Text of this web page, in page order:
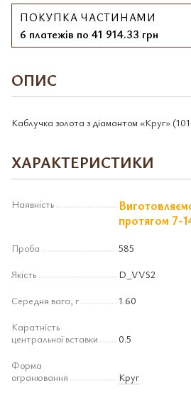
ПОКУПКА ЧАСТИНАМИ
6 платежів по 41 914.33 грн
ОПИС
Каблучка золота з діамантом «Круг»
ХАРАКТЕРИСТИКИ
Наявність
протягом 7-
Проба
585
Якість
D_VVS2
Середня вага, г
1.60
Каратність
центральної вставки
0.5
Форма
огранювання
Круг